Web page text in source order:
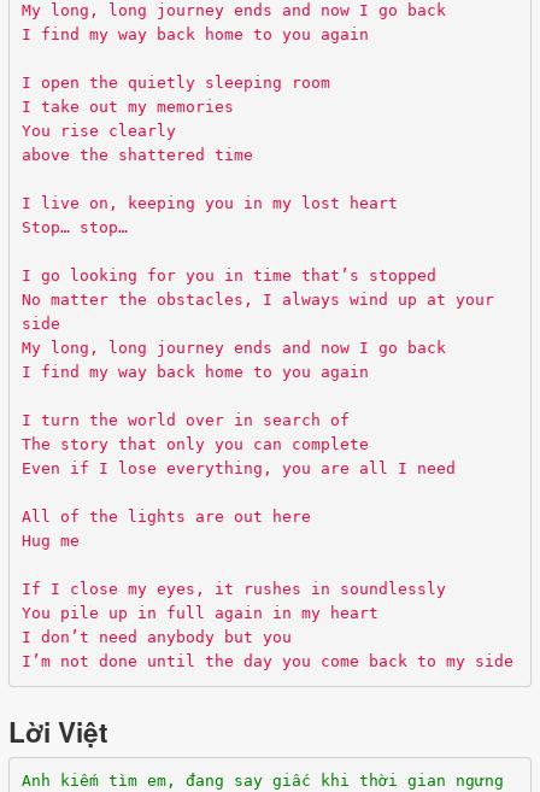
My long, long journey ends and now I go back
I find my way back home to you again
I open the quietly sleeping room
I take out my memories
You rise clearly
above the shattered time
I live on, keeping you in my lost heart
Stop… stop…
I go looking for you in time that’s stopped
No matter the obstacles, I always wind up at your
side
My long, long journey ends and now I go back
I find my way back home to you again
I turn the world over in search of
The story that only you can complete
Even if I lose everything, you are all I need
All of the lights are out here
Hug me
If I close my eyes, it rushes in soundlessly
You pile up in full again in my heart
I don’t need anybody but you
I’m not done until the day you come back to my side
Lời Việt
Anh kiếm tìm em, đang say giấc khi thời gian ngưng